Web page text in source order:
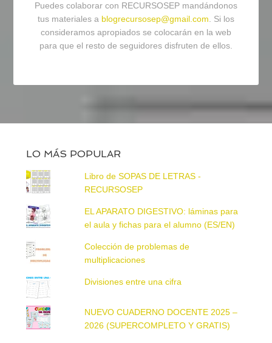
Puedes colaborar con RECURSOSEP mandándonos
tus materiales a blogrecursosep@gmail.com. Si los
consideramos apropiados se colocarán en la web
para que el resto de seguidores disfruten de ellos.
LO MÁS POPULAR
Libro de SOPAS DE LETRAS -
RECURSOSEP
EL APARATO DIGESTIVO: láminas para
el aula y fichas para el alumno (ES/EN)
Colección de problemas de
multiplicaciones
Divisiones entre una cifra
NUEVO CUADERNO DOCENTE 2025 –
2026 (SUPERCOMPLETO Y GRATIS)